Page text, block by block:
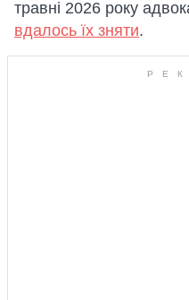
травні 2026 року
вдалось їх зняти.